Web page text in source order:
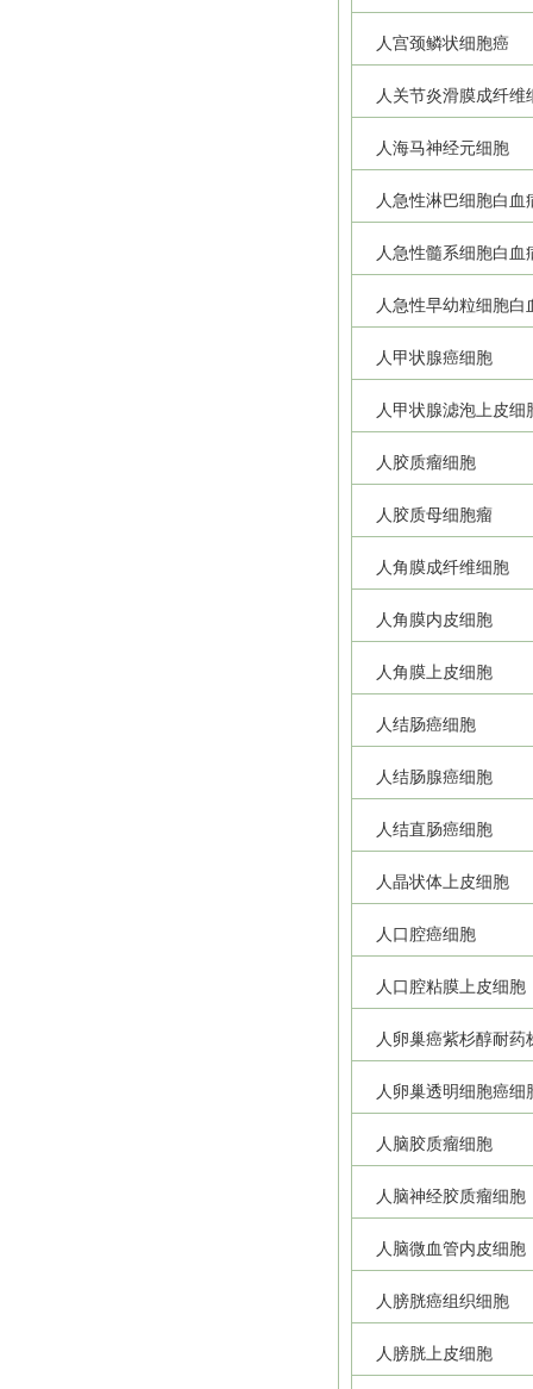
人宫颈鳞状细胞癌
人关节炎滑膜成纤维
人海马神经元细胞
人急性淋巴细胞白血
人急性髓系细胞白血
人急性早幼粒细胞白
人甲状腺癌细胞
人甲状腺滤泡上皮细
人胶质瘤细胞
人胶质母细胞瘤
人角膜成纤维细胞
人角膜内皮细胞
人角膜上皮细胞
人结肠癌细胞
人结肠腺癌细胞
人结直肠癌细胞
人晶状体上皮细胞
人口腔癌细胞
人口腔粘膜上皮细胞
人卵巢癌紫杉醇耐药
人卵巢透明细胞癌细
人脑胶质瘤细胞
人脑神经胶质瘤细胞
人脑微血管内皮细胞
人膀胱癌组织细胞
人膀胱上皮细胞